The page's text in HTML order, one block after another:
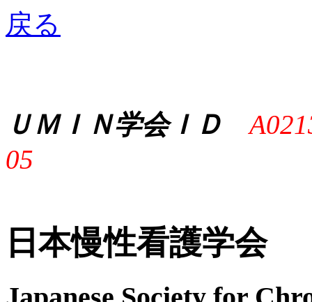
戻る
ＵＭＩＮ学会ＩＤ
05
日本慢性看護学会